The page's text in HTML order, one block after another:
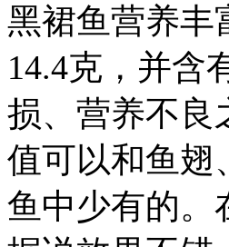
黑裙鱼营养丰
14.4克，并含
损、营养不良
值可以和鱼翅
鱼中少有的。